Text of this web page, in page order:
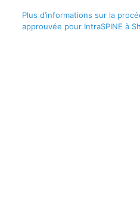
Plus d’informations sur la
approuvée pour IntraSPINE à